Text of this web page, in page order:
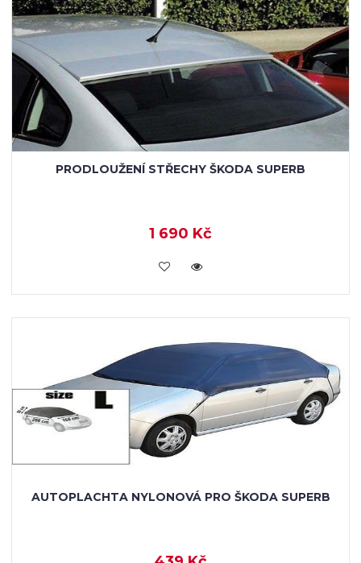
PRODLOUŽENÍ STŘECHY ŠKODA SUPERB
1 690 Kč
KOUPIT
AUTOPLACHTA NYLONOVÁ PRO ŠKODA SUPERB